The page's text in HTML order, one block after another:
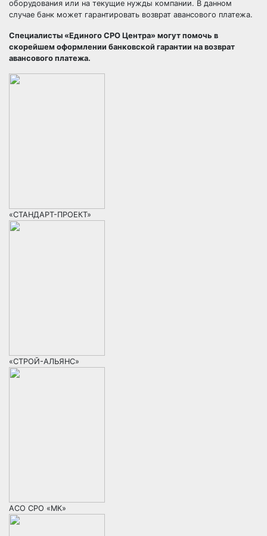
оборудования или на текущие нужды компании. В данном
случае банк может гарантировать возврат авансового платежа.
Специалисты «Единого СРО Центра» могут помочь в
скорейшем оформлении банковской гарантии на возврат
авансового платежа.
«СТАНДАРТ-ПРОЕКТ»
«СТРОЙ-АЛЬЯНС»
АСО СРО «МК»